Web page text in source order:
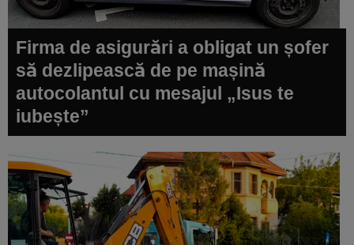
Firma de asigurări a obligat un șofer
să dezlipească de pe mașină
autocolantul cu mesajul „Isus te
iubește”